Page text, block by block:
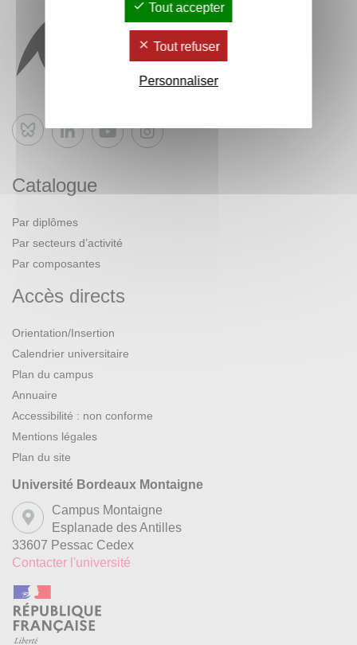
Bluesky
Catalogue
Par diplômes
Par secteurs d’activité
Par composantes
Accès directs
Orientation/Insertion
Calendrier universitaire
Plan du campus
Annuaire
Accessibilité : non conforme
Mentions légales
Plan du site
Université Bordeaux Montaigne
Campus Montaigne
Esplanade des Antilles
33607 Pessac Cedex
Contacter l'université
Tout accepter
Tout refuser
Personnaliser